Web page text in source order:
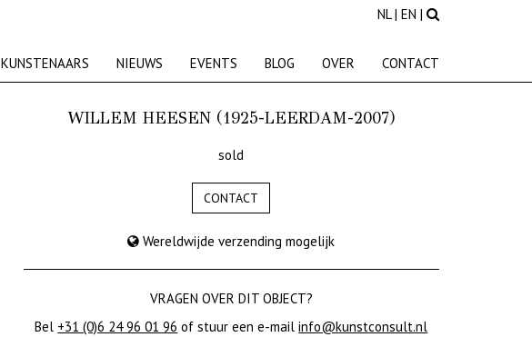
NL| EN |
KUNSTENAARS NIEUWS EVENTS BLOG OVER CONTACT
WILLEM HEESEN (1925-LEERDAM-2007)
sold
CONTACT
Wereldwijde verzending mogelijk
VRAGEN OVER DIT OBJECT?
Bel +31 (0)6 24 96 01 96 of stuur een e-mailinfo@kunstconsult.nl